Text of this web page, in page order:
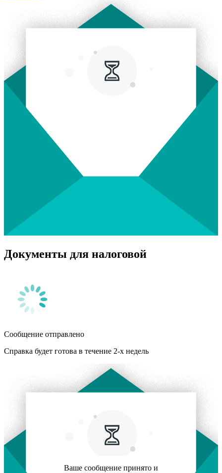
Ваше сообщение принято и
Документы для налоговой
Сообщение отправлено
Справка будет готова в течение 2-х недель